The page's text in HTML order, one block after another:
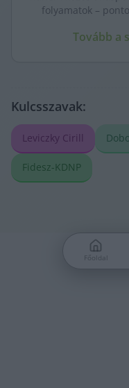
folyamatok –
Tovább a
Kulcsszavak:
Leviczky Cirill
Fidesz-KDNP
Főoldal